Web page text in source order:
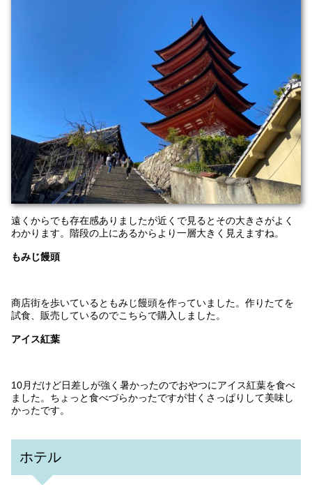
遠くからでも存在感ありましたが近くで見るとその大きさがよく
わかります。階段の上にあるからより一層大きく見えますね。
もみじ饅頭
商店街を歩いているともみじ饅頭を作っていました。作りたてを
試食、販売しているのでこちらで購入しました。
アイス紅葉
10月だけど日差しが強く暑かったのでおやつにアイス紅葉を食べ
ました。ちょっと食べづらかったですが甘くさっぱりして美味し
かったです。
ホテル